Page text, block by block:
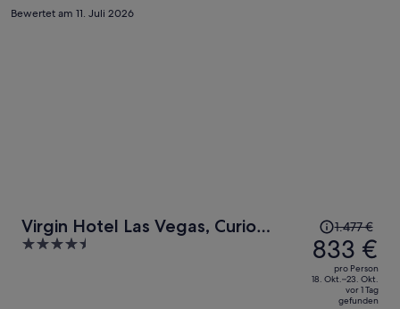
Bewertet am 11. Juli 2026
Virgin Hotel Las Vegas, Curio
Collection by Hilton
4.5
Der
Preis
betrug
1.477 €,
jetzt
1.477 €
833 €
pro Person
18. Okt.–23. Okt.
vor 1 Tag
gefunden